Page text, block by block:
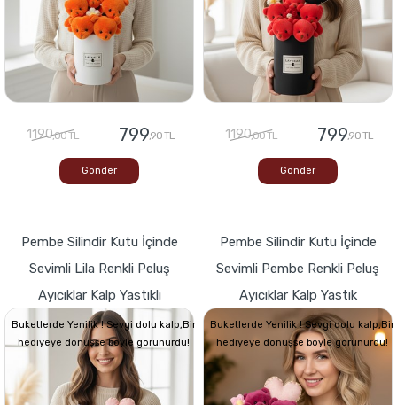
1190,00 TL 799,90 TL
Gönder
1190,00 TL 799,90 TL
Gönder
Pembe Silindir Kutu İçinde
Sevimli Lila Renkli Peluş
Ayıcıklar Kalp Yastıklı
Buketlerde Yenilik ! Sevgi dolu kalp,Bir
hediyeye dönüşse böyle görünürdü!
Pembe Silindir Kutu İçinde
Sevimli Pembe Renkli Peluş
Ayıcıklar Kalp Yastık
Buketlerde Yenilik ! Sevgi dolu kalp,Bir
hediyeye dönüşse böyle görünürdü!